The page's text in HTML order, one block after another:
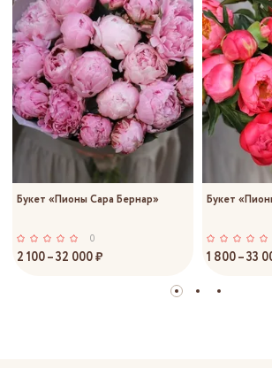
Букет «Пионы Сара Бернар»
0
2 100 – 32 000 ₽
Букет
1 800 – 33